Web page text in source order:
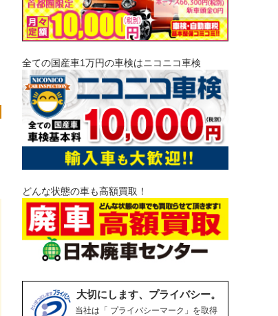
全ての国産車1万円の車検はニコニコ車検
どんな状態の車も高額買取！
大切にします、プライバシー。
当社は「 プライバシーマーク」を取得